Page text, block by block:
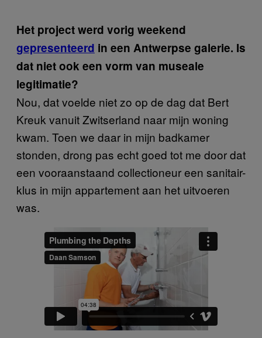
Het project werd vorig weekend
gepresenteerd in een Antwerpse galerie. Is
dat niet ook een vorm van museale
legitimatie?
Nou, dat voelde niet zo op de dag dat Bert
Kreuk vanuit Zwitserland naar mijn woning
kwam. Toen we daar in mijn badkamer
stonden, drong pas echt goed tot me door dat
een vooraanstaand collectioneur een sanitair-
klus in mijn appartement aan het uitvoeren
was.